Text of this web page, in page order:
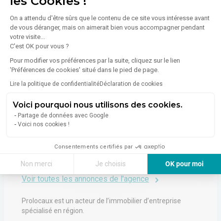
On a attendu d'être sûrs que le contenu de ce site vous intéresse avant
de vous déranger, mais on aimerait bien vous accompagner pendant
votre visite...
C'est OK pour vous ?
Pour modifier vos préférences par la suite, cliquez sur le lien
'Préférences de cookies' situé dans le pied de page.
Lire la politique de confidentialitéDéclaration de cookies
Voici pourquoi nous utilisons des cookies.
Partage de données avec Google
Voici nos cookies !
Consentements certifiés par
Non merci Je choisis
OK pour moi
Axeptio consent
Plateforme de Gestion du Consentement : Personnalisez vos Options
Notre plateforme vous permet d'adapter et de gérer vos paramètres
Émissions :Non communiqué
76100 Rouen
Voir toutes les annonces de l'agence
Prolocaux est un acteur de l’immobilier d’entreprise
spécialisé en région.